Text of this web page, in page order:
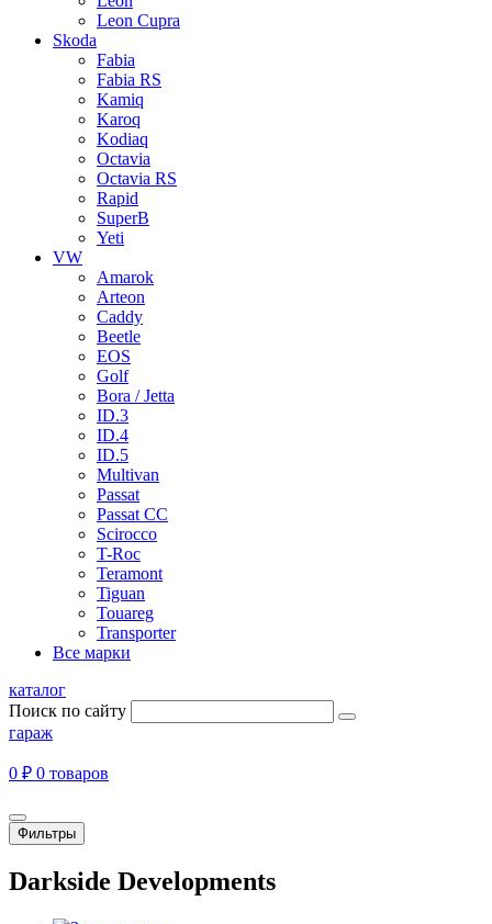
Leon Cupra
Skoda
Fabia
Fabia RS
Kamiq
Karoq
Kodiaq
Octavia
Octavia RS
Rapid
SuperB
Yeti
VW
Amarok
Arteon
Caddy
Beetle
EOS
Golf
Bora / Jetta
ID.3
ID.4
ID.5
Multivan
Passat
Passat CC
Scirocco
T-Roc
Teramont
Tiguan
Touareg
Transporter
Все марки
каталог
Поиск по сайту
гараж
0 ₽ 0 товаров
Фильтры
Darkside Developments